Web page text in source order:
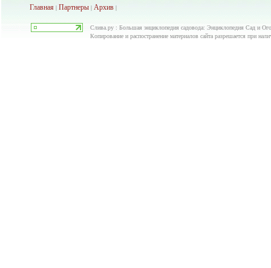
Главная| Партнеры| Архив|
Слива.ру : Большая энциклопедия садовода: Энциклопедия Сад и
Копирование и распостранение материалов сайта разрешается при